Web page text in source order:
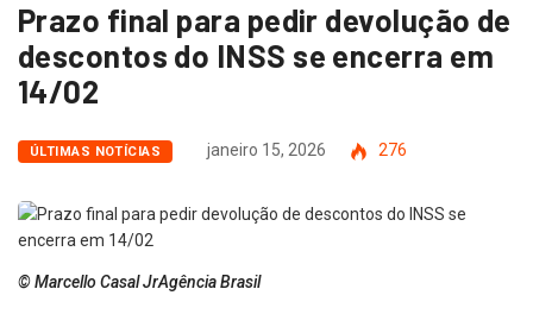
Prazo final para pedir devolução de
descontos do INSS se encerra em
14/02
ÚLTIMAS NOTÍCIAS janeiro 15, 2026 276
© Marcello Casal JrAgência Brasil